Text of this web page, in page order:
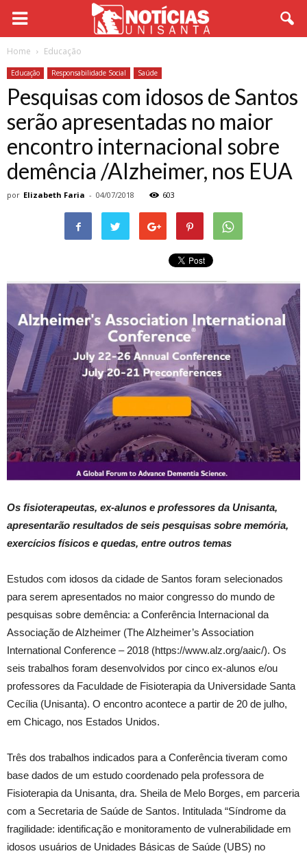
Home Educação
Educação Responsabilidade Social Saúde
Pesquisas com idosos de Santos
serão apresentadas no maior
encontro internacional sobre
demência /Alzheimer, nos EUA
por Elizabeth Faria - 04/07/2018 603
Os fisioterapeutas, ex-alunos e professores da Unisanta,
apresentarão resultados de seis pesquisas sobre memória,
exercícios físicos e quedas, entre outros temas
Estudos com idosos da cidade de Santos foram selecionados
para serem apresentados no maior congresso do mundo de
pesquisas sobre demência: a Conferência Internacional da
Associação de Alzheimer (The Alzheimer’s Association
International Conference – 2018 (https://www.alz.org/aaic/). Os
seis trabalhos foram desenvolvidos por cinco ex-alunos e/ou
professores da Faculdade de Fisioterapia da Universidade Santa
Cecília (Unisanta). O encontro acontece a partir de 20 de julho,
em Chicago, nos Estados Unidos.
Três dos trabalhos indicados para a Conferência tiveram como
base dados de um estudo coordenado pela professora de
Fisioterapia da Unisanta, dra. Sheila de Melo Borges, em parceria
com a Secretaria de Saúde de Santos. Intitulada “Síndrome da
fragilidade: identificação e monitoramento de vulnerabilidade em
idosos usuários de Unidades Básicas de Saúde (UBS) no